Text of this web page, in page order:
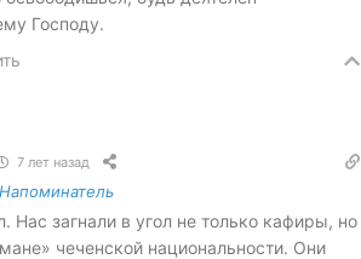
Господу.
7 лет назад
Напоминатель
Нас загнали в угол не только кафиры, но
чеченской национальности. Они